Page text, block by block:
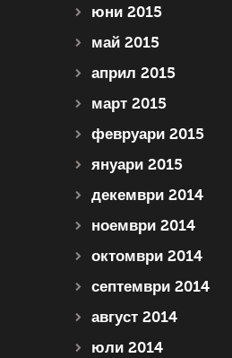
юни 2015
май 2015
април 2015
март 2015
февруари 2015
януари 2015
декември 2014
ноември 2014
октомври 2014
септември 2014
август 2014
юли 2014